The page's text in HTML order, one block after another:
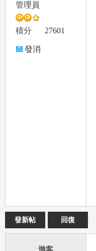
管理員
積分 27601
發消
發新帖 回復